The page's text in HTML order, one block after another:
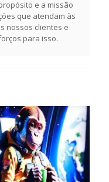
e a missão
que atendam às
nossos clientes e
para isso.